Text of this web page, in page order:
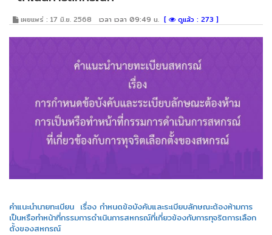
เผยแพร่ : 17 มิ.ย. 2568 เวลา เวลา 09:49 น.[ ดูแล้ว : 273 ]
คำแนะนำนายทะเบียน เรื่อง กำหนดข้อบังคับและระเบียบลักษณะต้องห้ามการ
เป็นหรือทำหน้าที่กรรมการดำเนินการสหกรณ์ที่เกี่ยวข้องกับการทุจริตการเลือก
ตั้งของสหกรณ์